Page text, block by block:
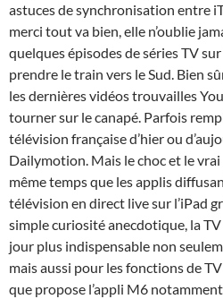
astuces de synchronisation entre
merci tout va bien, elle n’oublie
quelques épisodes de séries TV
prendre le train vers le Sud. Bien
les dernières vidéos trouvailles
tourner sur le canapé. Parfois
télévision française d’hier ou
Dailymotion. Mais le choc et le
même temps que les applis
télévision en direct live sur l’iPad
simple curiosité anecdotique, la
jour plus indispensable non
mais aussi pour les fonctions de
que propose l’appli M6